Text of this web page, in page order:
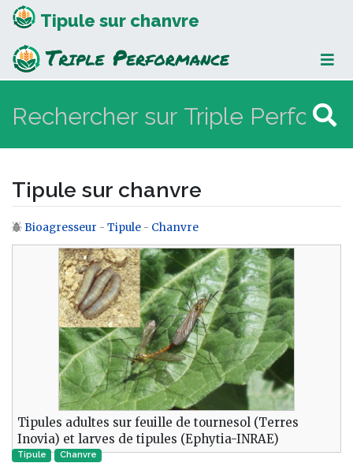
Tipule sur chanvre
Tipule sur chanvre
Aller à :navigation,rechercher
Bioagresseur - Tipule - Chanvre
Tipules adultes sur feuille de tournesol (Terres
Inovia) et larves de tipules (Ephytia-INRAE)
Tipule Chanvre